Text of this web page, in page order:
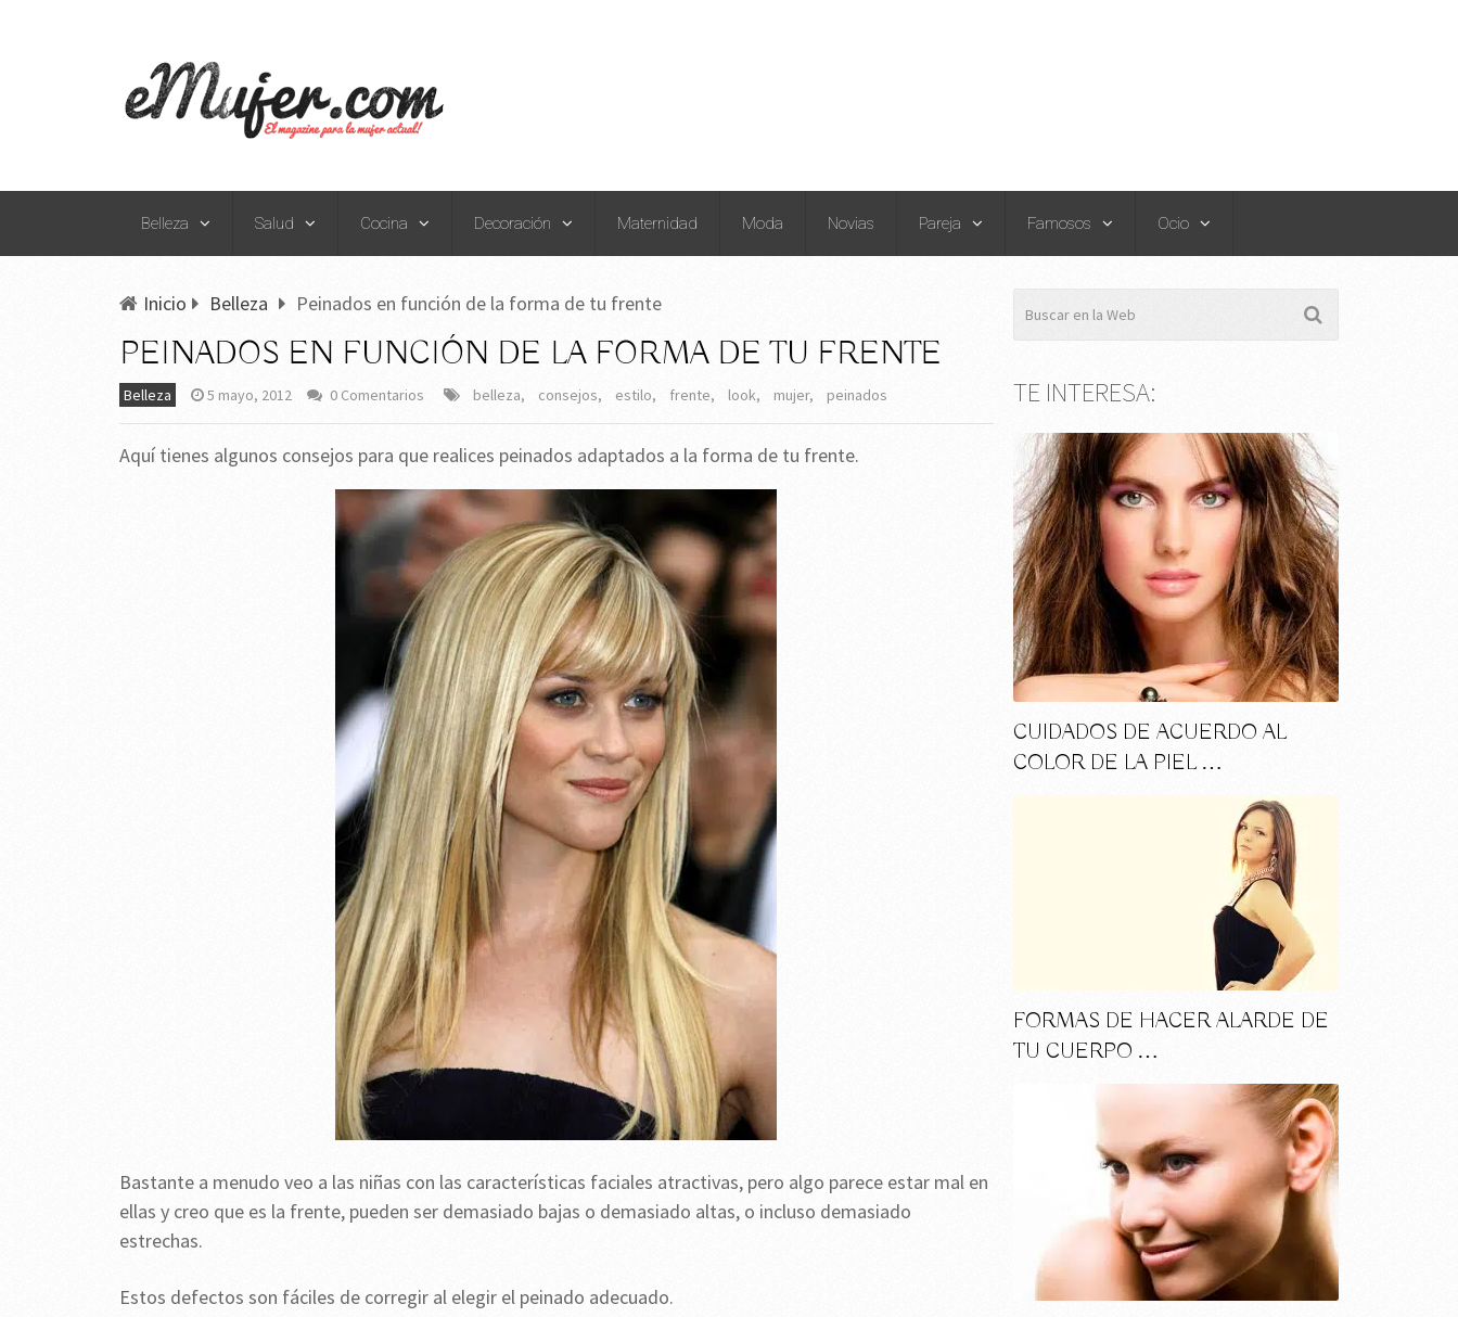
Belleza Salud Cocina Decoración Maternidad Moda Novias Pareja Famosos Ocio
Inicio Belleza Peinados en función de la forma de tu frente
PEINADOS EN FUNCIÓN DE LA FORMA DE TU FRENTE
Belleza 5 mayo, 2012 0 Comentarios belleza, consejos, estilo, frente, look, mujer, peinados
Aquí tienes algunos consejos para que realices peinados adaptados a la forma de tu frente.
Bastante a menudo veo a las niñas con las características faciales atractivas, pero algo parece estar mal en
ellas y creo que es la frente, pueden ser demasiado bajas o demasiado altas, o incluso demasiado
estrechas.
Estos defectos son fáciles de corregir al elegir el peinado adecuado.
TE INTERESA:
CUIDADOS DE ACUERDO AL
COLOR DE LA PIEL …
FORMAS DE HACER ALARDE DE
TU CUERPO …